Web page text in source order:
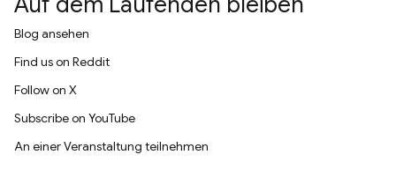
Blog ansehen
Find us on Reddit
Follow on X
Subscribe on YouTube
An einer Veranstaltung teilnehmen